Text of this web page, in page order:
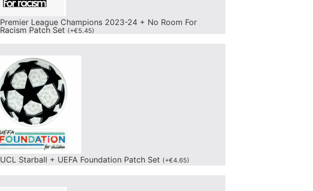
Premier League Champions 2023-24 + No Room For
Racism Patch Set (+€5.45)
UCL Starball + UEFA Foundation Patch Set (+€4.65)